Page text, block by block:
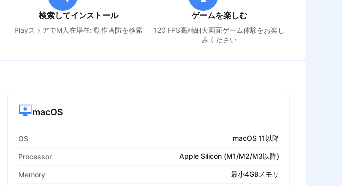
検索してインストール
PlayストアでM人在塔在: 動作塔防を検索
ゲームを楽しむ
120 FPS高精細大画面ゲーム体験をお楽し
みください
macOS
OS macOS 11以降
Processor Apple Silicon (M1/M2/M3以降)
Memory 最小4GBメモリ